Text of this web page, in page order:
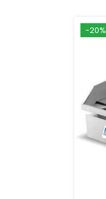
-20%